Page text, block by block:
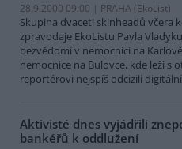
28.9.2000 09:00 | PRAHA (EkoList)
Skupina dvaceti skinheadů včera
zpravodaje EkoListu Pavla
bezvědomí v nemocnici na
nemocnice na Bulovce, kde leží s
reportérovi nejspíš odcizili
Aktivisté dnes vyjádřili
bankéřů k oddlužení